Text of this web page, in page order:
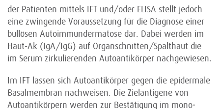
der Patienten mittels IFT und/oder ELISA stellt jedoch
eine zwingende Voraussetzung für die Diagnose einer
bullösen Autoimmundermatose dar. Dabei werden im
Haut-Ak (IgA/IgG) auf Organschnitten/Spalthaut die
im Serum zirkulierenden Autoantikörper nachgewiesen.
Im IFT lassen sich Autoantikörper gegen die epidermale
Basal­membran nachweisen. Die Zielantigene von
Autoantikörpern werden zur Bestätigung im mono­